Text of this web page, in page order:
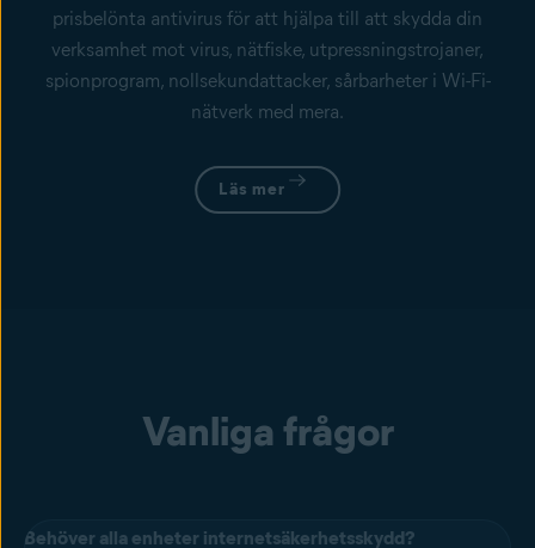
prisbelönta antivirus för att hjälpa till att skydda din
verksamhet mot virus, nätfiske, utpressningstrojaner,
spionprogram, nollsekundattacker, sårbarheter i Wi-Fi-
nätverk med mera.
Läs mer
Vanliga frågor
Behöver alla enheter internetsäkerhetsskydd?